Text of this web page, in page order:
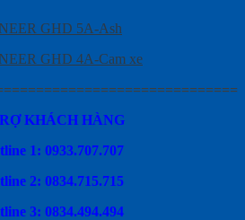
GHD 5A-Ash
GHD 4A-Cam xe
KHÁCH HÀNG
1: 0933.707.707
2: 0834.715.715
3: 0834.494.494